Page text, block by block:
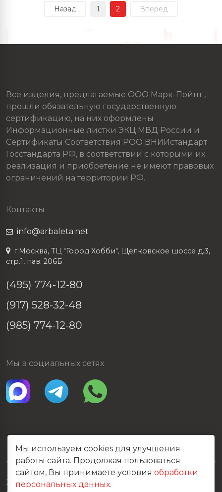
Назад 1 2 Вперед
Все изделия, предлагаемые ООО Марк-Пойнт ,
прошли обязательную государственную
сертификацию, на них оформлены
Информационные листки ЭКЦ МВД России и
Сертификаты Соответствия РОО ВНИИстандарт
Госстандарта РФ, в соответствии с которыми их
реализация и приобретение не имеют правовых
ограничений на территории РФ.
Контакты
info@arbaleta.net
г.Москва, ТЦ "Город Хобби", Щелковское шоссе д.3,
стр.1, пав. 206Б
(495) 774-12-80
(917) 528-32-48
(985) 774-12-80
Мы в социальных сетях
2026 © Все права защищены
Мы используем cookies для улучшения
работы сайта. Продолжая пользоваться
сайтом, Вы принимаете условия обработки
персональных данных.